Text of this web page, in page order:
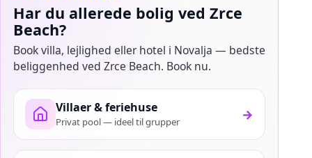
Har du allerede bolig ved Zrce
Beach?
Book villa, lejlighed eller hotel i Novalja — bedste
beliggenhed ved Zrce Beach. Book nu.
Villaer & feriehuse
Privat pool — ideel til grupper →